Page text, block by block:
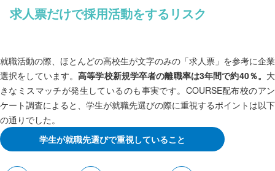
求人票だけで採用活動をするリスク
就職活動の際、ほとんどの高校生が文字のみの「求人票」を参考に企業
選択をしています。高等学校新規学卒者の離職率は3年間で約40％。 大
きなミスマッチが発生しているのも事実です。COURSE配布校のアン
ケート調査によると、学生が就職先選びの際に重視するポイントは以下
の通りでした。
学生が就職先選びで重視していること